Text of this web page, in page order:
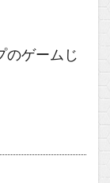
のゲームじ